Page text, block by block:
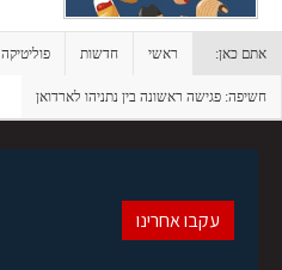
אתם כאן: ראשי חדשות פוליטיקה
חשיפה: פגישה ראשונה בין נתניהו לארדואן
עקבו אחרינו